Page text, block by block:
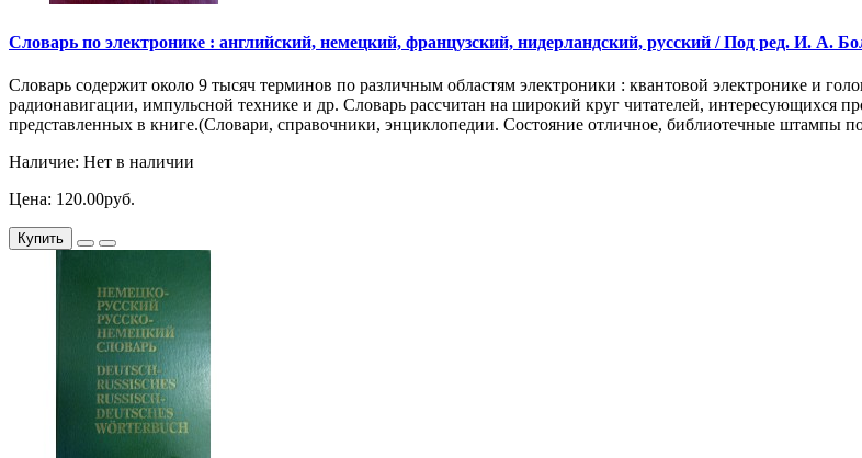
Словарь по электронике : английский, немецкий, французский, нидерландский, русский / Под ред. И. А.
Словарь содержит около 9 тысяч терминов по различным областям электроники : квантовой электронике и
радионавигации, импульсной технике и др. Словарь рассчитан на широкий круг читателей, интересующихся
представленных в книге.(Словари, справочники, энциклопедии. Состояние отличное, библиотечные штампы
Наличие: Нет в наличии
Цена: 120.00руб.
Купить